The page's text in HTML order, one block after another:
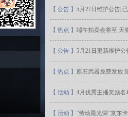
【 公告 】 5月27日维护公告[
【 热点 】 端午拍卖会将至 天
【 公告 】 5月21日更新维护
【 热点 】 原石武器免费发放
【 活动 】 4月优秀主播奖励名
【 活动 】 “劳动最光荣”京东